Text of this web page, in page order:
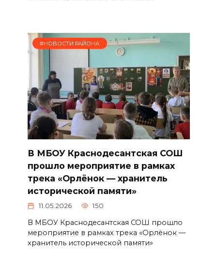
#НОВОСТИ РАЙОНА
В МБОУ Краснодесантская СОШ
прошло мероприятие в рамках
трека «Орлёнок — хранитель
исторической памяти»
11.05.2026 150
В МБОУ Краснодесантская СОШ прошло
мероприятие в рамках трека «Орлёнок —
хранитель исторической памяти»